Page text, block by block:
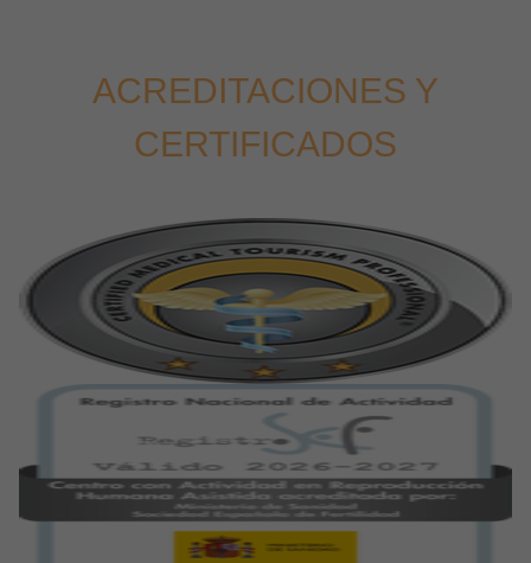
ACREDITACIONES Y
CERTIFICADOS